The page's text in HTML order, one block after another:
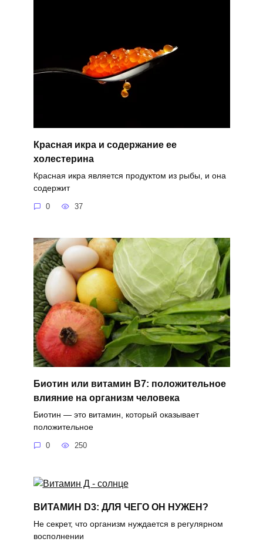
Красная икра и содержание ее
холестерина
Красная икра является продуктом из рыбы, и она
содержит
0 37
Биотин или витамин B7: положительное
влияние на организм человека
Биотин — это витамин, который оказывает
положительное
0 250
ВИТАМИН D3: ДЛЯ ЧЕГО ОН НУЖЕН?
Не секрет, что организм нуждается в регулярном
восполнении